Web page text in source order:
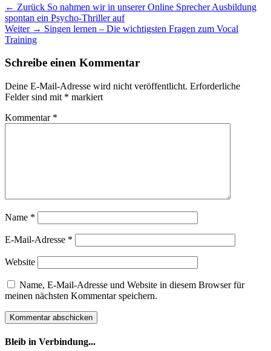
Beitragsnavigation
← Zurück Vorheriger
Beitrag:
So nahmen wir in unserer Online Sprecher Ausbildung
spontan ein Psycho-Thriller auf
Weiter → Nächster
Singen lernen – Die wichtigsten Fragen zum Vocal
Training
Schreibe einen Kommentar
Deine E-Mail-Adresse wird nicht veröffentlicht. Erforderliche
Felder sind mit * markiert
Kommentar *
Name *
E-Mail-Adresse *
Website
Name, E-Mail-Adresse und Website in diesem Browser für
meinen nächsten Kommentar speichern.
Bleib in Verbindung...